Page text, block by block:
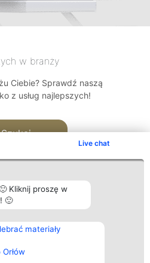
Live chat
Kliknij proszę w
🙂
materiały
w branży
Ciebie? Sprawdź naszą
z usług najlepszych!
Szukaj
Kontakt
Kontakt